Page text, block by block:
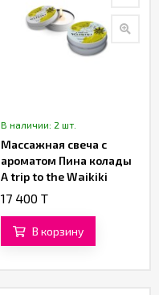
В наличии: 2 шт.
Массажная свеча с
ароматом Пина колады
A trip to the Waikiki
«Petits Joujoux» от
17 400 T
В корзину